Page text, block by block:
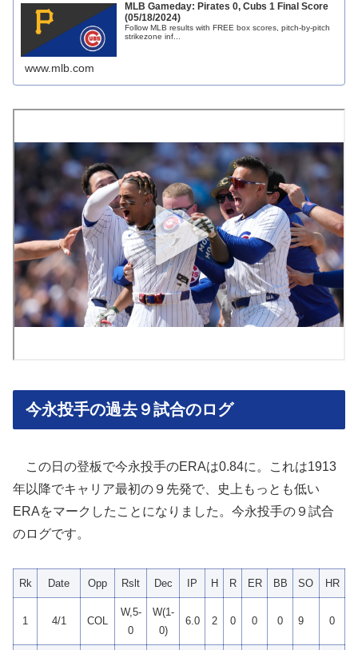
MLB Gameday: Pirates 0, Cubs 1 Final Score
(05/18/2024)
Follow MLB results with FREE box scores, pitch-by-pitch
strikezone inf...
www.mlb.com
今永投手の過去９試合のログ
この日の登板で今永投手のERAは0.84に。これは1913
年以降でキャリア最初の９先発で、史上もっとも低い
ERAをマークしたことになりました。今永投手の９試合
のログです。
Rk Date Opp Rslt Dec IP H R ER BB SO HR
1 4/1 COL
W,5-
0
W(1-
0)
6.0 2 0 0 0 9 0